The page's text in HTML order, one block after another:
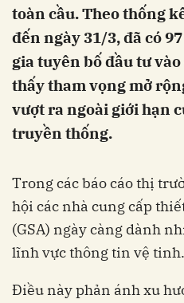
toàn cầu. Theo thống
đến ngày 31/3, đã có
gia tuyên bố đầu tư
thấy tham vọng mở
vượt ra ngoài giới hạn
truyền thống.
Trong các báo cáo thị
hội các nhà cung cấp
(GSA) ngày càng dành
lĩnh vực thông tin vệ tinh.
Điều này phản ánh xu